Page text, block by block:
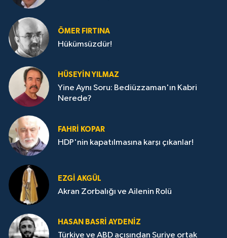
ÖMER FIRTINA
Hükümsüzdür!
HÜSEYIN YILMAZ
Yine Aynı Soru: Bediüzzaman'ın Kabri
Nerede?
FAHRI KOPAR
HDP'nin kapatılmasına karşı çıkanlar!
EZGI AKGÜL
Akran Zorbalığı ve Ailenin Rolü
HASAN BASRI AYDENIZ
Türkiye ve ABD açısından Suriye ortak